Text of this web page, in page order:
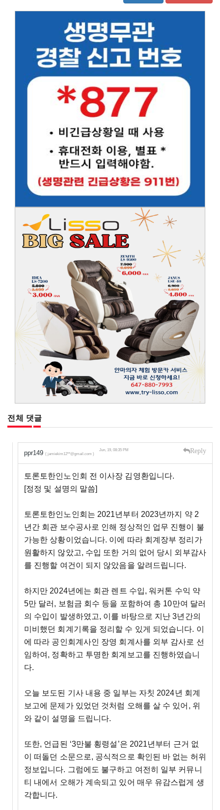
전체 댓글
ppr149 ( jamiekim12**@gmail.com )
Jun, 19, 08:35 PM Reply
토론토한인노인회 전 이사장 김영환입니다.
[정정 및 설명의 말씀]
토론토한인노인회는 2021년부터 2023년까지 약 2
년간 회관 보수공사로 인해 정상적인 업무 진행이 불
가능한 상황이었습니다. 이에 따라 회계장부 정리가
원활하지 않았고, 수입 또한 거의 없어 당시 외부감사
를 진행할 여건이 되지 않았음을 알려드립니다.
하지만 2024년에는 회관 렌트 수입, 워커톤 수익 약
5만 달러, 보험금 회수 등을 포함하여 총 10만여 달러
의 수입이 발생하였고, 이를 바탕으로 지난 3년간의
미비했던 회계기록을 정리할 수 있게 되었습니다. 이
에 따라 공인회계사인 장영 회계사를 외부 감사로 선
임하여, 정확하고 투명한 회계보고를 진행하였습니
다.
오늘 보도된 기사 내용 중 일부는 자칫 2024년 회계
보고에 문제가 있었던 것처럼 오해를 살 수 있어, 위
와 같이 설명을 드립니다.
또한, 언급된 ‘3만불 횡령설’은 2021년부터 근거 없
이 떠돌던 소문으로, 공식적으로 확인된 바 없는 허위
정보입니다. 그럼에도 불구하고 여전히 일부 커뮤니
티 내에서 오해가 계속되고 있어 매우 유감스럽게 생
각합니다.